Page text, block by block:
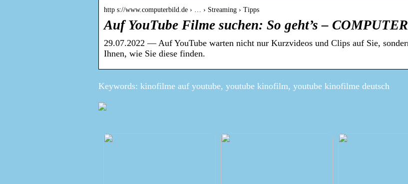
http s://www.computerbild.de › … › Streaming › Tipps
Auf YouTube Filme suchen: So geht’s –
29.07.2022 — Auf YouTube warten nicht nur Kurzvideos und Clips auf Sie,
Ihnen, wie Sie diese finden.
Keywords: kinofilme auf youtube, youtube kinofilm, youtube kinofilme deutsch